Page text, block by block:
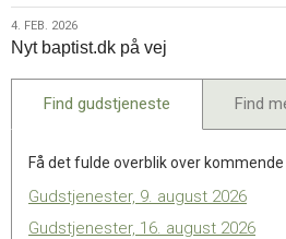
4.
feb.
2026
4. FEB. 2026
Nyt baptist.dk på vej
Find gudstjeneste Find
Få det fulde overblik over
Gudstjenester, 9. august 2026
Gudstjenester, 16. august 2026